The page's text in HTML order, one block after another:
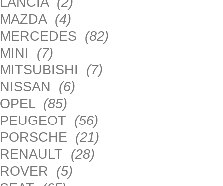
MAZDA (4)
MERCEDES (82)
MINI (7)
MITSUBISHI (7)
NISSAN (6)
OPEL (85)
PEUGEOT (56)
PORSCHE (21)
RENAULT (28)
ROVER (5)